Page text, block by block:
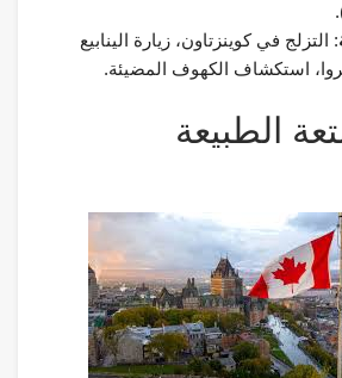
: التزلج في كوينزتاون، زيارة الينابيع
استكشاف الكهوف المضيئة.
الطبيعة